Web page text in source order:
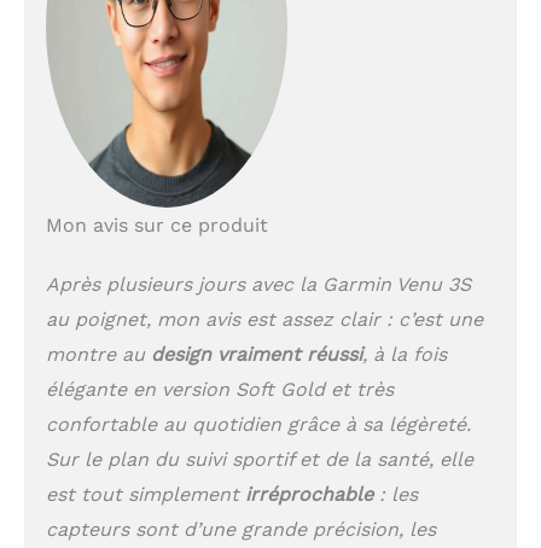
enregistre les poussées
au lieu des pas, et
inclut des activités
spécifiques avec des
entraînements animés
mobilité réduite
appels via Bluetooth,
suivi des appels et SMS,
Garmin Pay, stockage
Spotify, Deezer, Amazon
Music), détection
d'incident et assistance
Écran AMOLED de
1,2″pouces Boîtier 41
Mon avis sur ce produit
Après plusieurs jours avec la Garmin Venu 3S
au poignet, mon avis est assez clair : c’est une
montre au design vraiment réussi, à la fois
élégante en version Soft Gold et très
confortable au quotidien grâce à sa légèreté.
Sur le plan du suivi sportif et de la santé, elle
est tout simplement irréprochable: les
capteurs sont d’une grande précision, les